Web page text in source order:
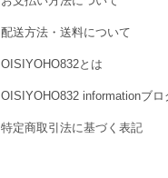
配送方法・送料について
OISIYOHO832とは
OISIYOHO832 informationブロ
特定商取引法に基づく表記